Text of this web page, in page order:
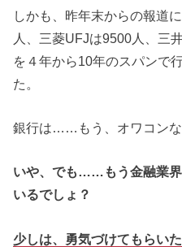
しかも、昨年末からの報道
人、三菱UFJは9500人、三
を４年から10年のスパンで
た。
銀行は……もう、オワコン
いや、でも……もう金融業
いるでしょ？
少しは、勇気づけてもらい